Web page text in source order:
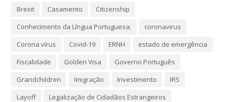
Brexit Casamento
Citizenship
Conhecimento da Língua Portuguesa;
coronavirus
Corona vírus
Covid-19 ERNH
estado de emergência
Fiscalidade
Golden Visa
Governo Português
Grandchildren
Imigração Investimento
IRS
Layoff
Legalização de Cidadãos Estrangeiros